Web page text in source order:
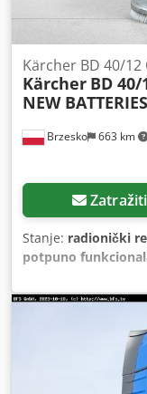
Brzesko 663 km
Kärcher BD 40/12
Kärcher BD 40/
NEW BATTERIES
Zatražiti
Stanje: radionički
potpuno
radna težina:40 kg,
BD 40/12 C Bp
za najteže radove
sveobuhvatne
temeljno proverio
mehanički delovi